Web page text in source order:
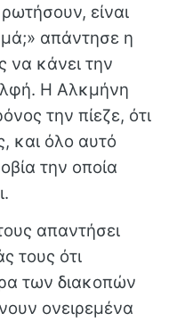
είναι
απάντησε η
κάνει την
Η Αλκμήνη
την πίεζε, ότι
και όλο αυτό
την οποία
απαντήσει
τους ότι
των διακοπών
ονειρεμένα